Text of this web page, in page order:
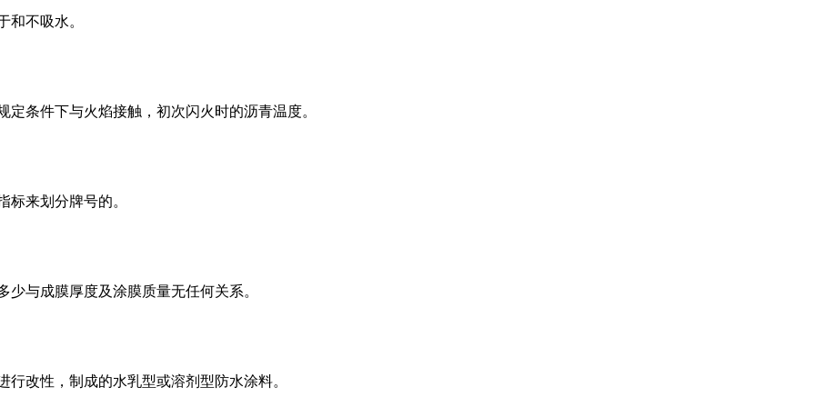
和不吸水。
条件下与火焰接触，初次闪火时的沥青温度。
标来划分牌号的。
与成膜厚度及涂膜质量无任何关系。
改性，制成的水乳型或溶剂型防水涂料。